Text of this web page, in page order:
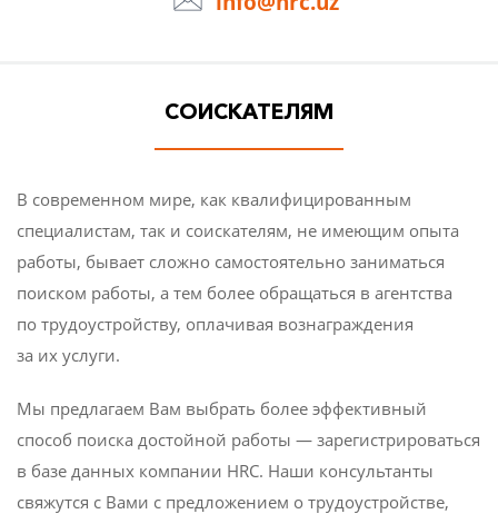
СОИСКАТЕЛЯМ
В современном мире, как квалифицированным
специалистам, так и соискателям, не имеющим опыта
работы, бывает сложно самостоятельно заниматься
поиском работы, а тем более обращаться в агентства
по трудоустройству, оплачивая вознаграждения
за их услуги.
Мы предлагаем Вам выбрать более эффективный
способ поиска достойной работы — зарегистрироваться
в базе данных компании HRC. Наши консультанты
свяжутся с Вами с предложением о трудоустройстве,